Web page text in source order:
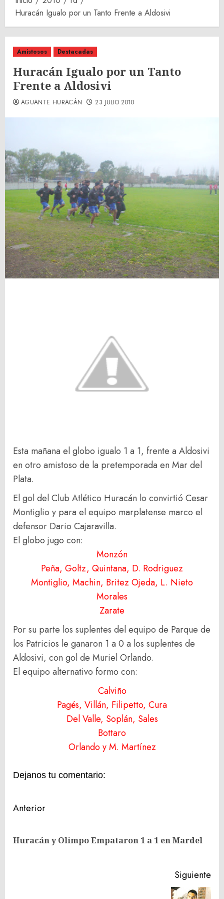
Huracán Igualo por un Tanto Frente a Aldosivi
Amistosos Destacadas
Huracán Igualo por un Tanto
Frente a Aldosivi
AGUANTE HURACÁN 23 JULIO 2010
Esta mañana el globo igualo 1 a 1, frente a Aldosivi
en otro amistoso de la pretemporada en Mar del
Plata.
El gol del Club Atlético Huracán lo convirtió Cesar
Montiglio y para el equipo marplatense marco el
defensor Dario Cajaravilla.
El globo jugo con:
Monzón
Peña, Goltz, Quintana, D. Rodriguez
Montiglio, Machin, Britez Ojeda, L. Nieto
Morales
Zarate
Por su parte los suplentes del equipo de Parque de
los Patricios le ganaron 1 a 0 a los suplentes de
Aldosivi, con gol de Muriel Orlando.
El equipo alternativo formo con:
Calviño
Pagés, Villán, Filipetto, Cura
Del Valle, Soplán, Sales
Bottaro
Orlando y M. Martínez
Dejanos tu comentario:
Navegación
entradas
Anterior
Huracán y Olimpo Empataron 1 a 1 en Mardel
Siguiente